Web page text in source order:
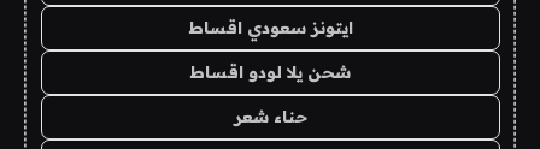
ايتونز سعودي اقساط
شحن يلا لودو اقساط
حناء شعر